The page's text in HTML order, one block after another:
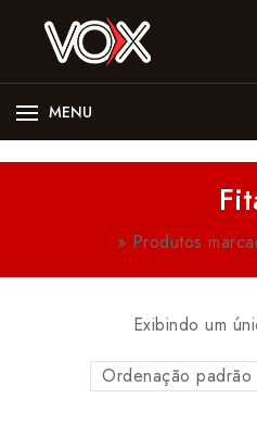
MENU
» Produtos
Exibindo um
Ordenação padrão